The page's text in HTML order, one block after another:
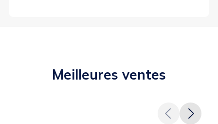
Meilleures ventes